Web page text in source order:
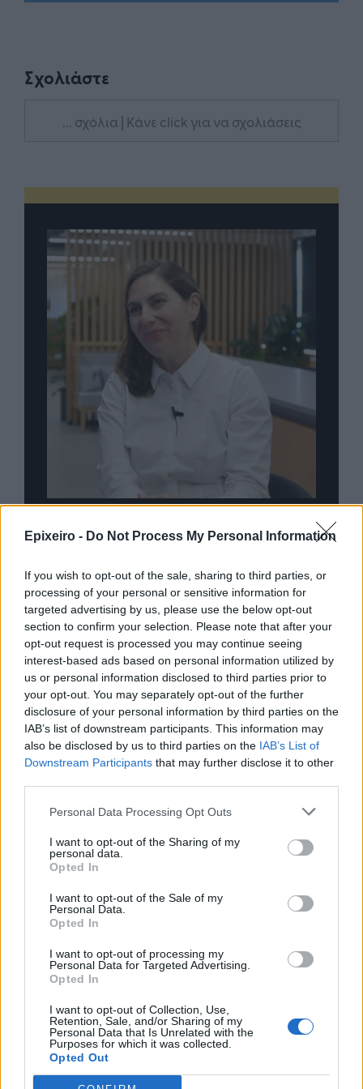
Epixeiro - Do Not Process My Personal Information
If you wish to opt-out of the sale, sharing to third parties, or
processing of your personal or sensitive information for
targeted advertising by us, please use the below opt-out
section to confirm your selection. Please note that after your
opt-out request is processed you may continue seeing
interest-based ads based on personal information utilized by
us or personal information disclosed to third parties prior to
your opt-out. You may separately opt-out of the further
disclosure of your personal information by third parties on the
IAB’s list of downstream participants. This information may
also be disclosed by us to third parties on the IAB’s List of
Downstream Participants that may further disclose it to other
Personal Data Processing Opt Outs
I want to opt-out of the Sharing of my
personal data.
Opted In
I want to opt-out of the Sale of my
Personal Data.
Opted In
I want to opt-out of processing my
Personal Data for Targeted Advertising.
Opted In
I want to opt-out of Collection, Use,
Retention, Sale, and/or Sharing of my
Personal Data that Is Unrelated with the
Purposes for which it was collected.
Opted Out
Σχολιάστε
... σχόλια | Κάνε click για να σχολιάσεις
μέλλον του Insurance στην εποχή του AI
Η
σου
Advertorial
Περισσότερα από το
Apple: Προσφεύγει στη
Δικαιοσύνη κατά της OpenAI για
φερόμενη υπεξαίρεση εμπορικών
06/08/26 16:09
περικοπές σε managers από
Volkswagen, Porsche και BMW
«Πράσινο φως» από την Κομισιόν
03/08/26|11:10
ING: Ενίσχυση κερδών κατά 16%